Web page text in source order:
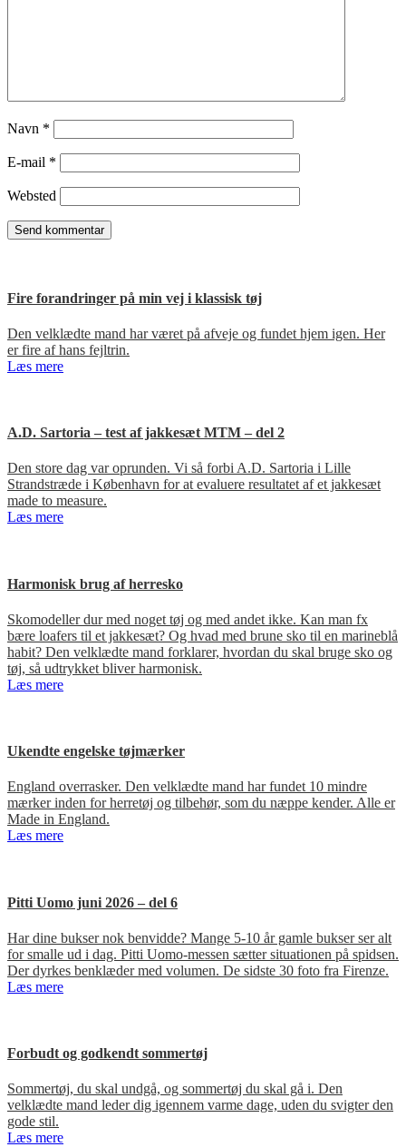
Navn *
E-mail *
Websted
Fire forandringer på min vej i klassisk tøj
Den velklædte mand har været på afveje og fundet hjem igen. Her
er fire af hans fejltrin.
Læs mere
A.D. Sartoria – test af jakkesæt MTM – del 2
Den store dag var oprunden. Vi så forbi A.D. Sartoria i Lille
Strandstræde i København for at evaluere resultatet af et jakkesæt
made to measure.
Læs mere
Harmonisk brug af herresko
Skomodeller dur med noget tøj og med andet ikke. Kan man fx
bære loafers til et jakkesæt? Og hvad med brune sko til en marineblå
habit? Den velklædte mand forklarer, hvordan du skal bruge sko og
tøj, så udtrykket bliver harmonisk.
Læs mere
Ukendte engelske tøjmærker
England overrasker. Den velklædte mand har fundet 10 mindre
mærker inden for herretøj og tilbehør, som du næppe kender. Alle er
Made in England.
Læs mere
Pitti Uomo juni 2026 – del 6
Har dine bukser nok benvidde? Mange 5-10 år gamle bukser ser alt
for smalle ud i dag. Pitti Uomo-messen sætter situationen på spidsen.
Der dyrkes benklæder med volumen. De sidste 30 foto fra Firenze.
Læs mere
Forbudt og godkendt sommertøj
Sommertøj, du skal undgå, og sommertøj du skal gå i. Den
velklædte mand leder dig igennem varme dage, uden du svigter den
gode stil.
Læs mere